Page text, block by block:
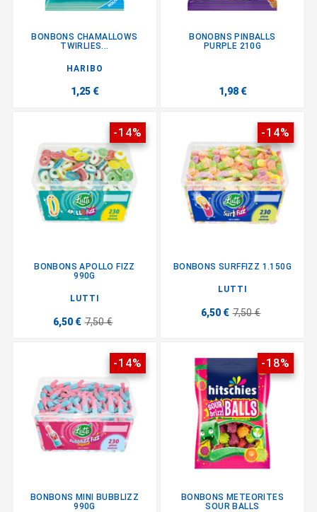
BONBONS CHAMALLOWS
TWIRLIES...
HARIBO
1,25 €
BONOBNS PINBALLS
PURPLE 210G
1,98 €
-14%
BONBONS APOLLO FIZZ
990G
LUTTI
6,50 € 7,50 €
-14%
BONBONS SURFFIZZ 1.150G
LUTTI
6,50 € 7,50 €
-14%
BONBONS MINI BUBBLIZZ
990G
-18%
BONBONS METEORITES
SOUR BALLS